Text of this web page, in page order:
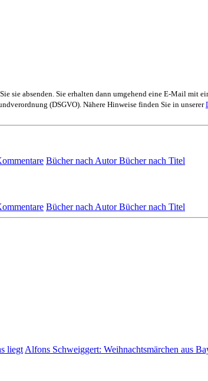
sie absenden. Sie erhalten dann umgehend eine E-Mail mit
(DSGVO). Nähere Hinweise finden Sie in unserer
Bücher nach AutorBücher nach Titel
Bücher nach AutorBücher nach Titel
liegt Alfons Schweiggert: Weihnachtsmärchen aus